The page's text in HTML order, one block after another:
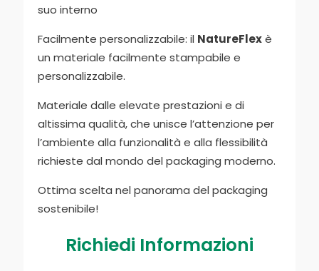
suo interno
Facilmente personalizzabile: il NatureFlexè
un materiale facilmente stampabile e
personalizzabile.
Materiale dalle elevate prestazioni e di
altissima qualità, che unisce l’attenzione per
l’ambiente alla funzionalità e alla flessibilità
richieste dal mondo del packaging moderno.
Ottima scelta nel panorama del packaging
sostenibile!
Richiedi Informazioni